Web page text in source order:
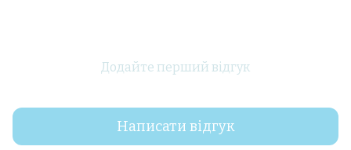
Додайте перший відгук
Написати відгук